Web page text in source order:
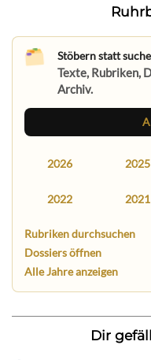
Stöbern statt
Texte, Rubriken,
Archiv.
2026 2025
2022 2021
Rubriken durchsuchen
Dossiers öffnen
Alle Jahre anzeigen
Dir